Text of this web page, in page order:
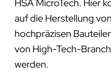
HSA MicroTech. Hier
auf die Herstellung
hochpräzisen
von High-Tech-
werden.